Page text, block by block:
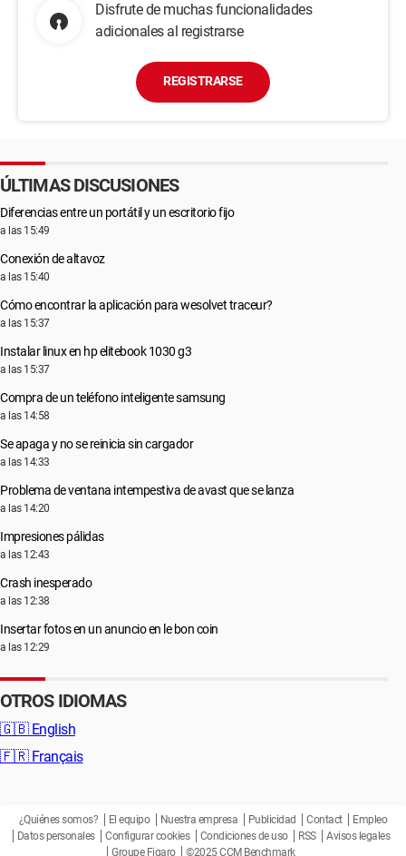
Disfrute de muchas funcionalidades
adicionales al registrarse
REGISTRARSE
ÚLTIMAS DISCUSIONES
Diferencias entre un portátil y un escritorio fijo
a las 15:49
Conexión de altavoz
a las 15:40
Cómo encontrar la aplicación para wesolvet traceur?
a las 15:37
Instalar linux en hp elitebook 1030 g3
a las 15:37
Compra de un teléfono inteligente samsung
a las 14:58
Se apaga y no se reinicia sin cargador
a las 14:33
Problema de ventana intempestiva de avast que se lanza
a las 14:20
Impresiones pálidas
a las 12:43
Crash inesperado
a las 12:38
Insertar fotos en un anuncio en le bon coin
a las 12:29
OTROS IDIOMAS
🇬🇧 English
🇫🇷 Français
¿Quiénes somos? El equipo Nuestra empresa Publicidad Contact
Empleo
Datos personales
Configurar cookies Condiciones de uso RSS
Avisos legales
Groupe Figaro
©2025 CCM Benchmark